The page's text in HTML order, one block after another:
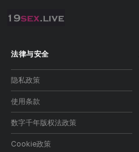
法律与安全
隐私政策
使用条款
数字千年版权法政策
Cookie政策